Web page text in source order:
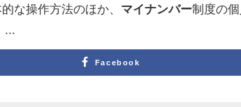
な操作方法のほか、 マイナンバー制度の
Facebook